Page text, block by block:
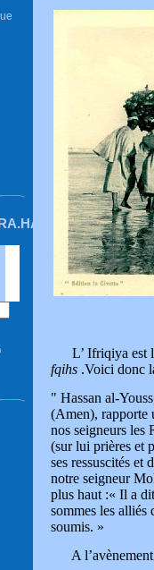
L’ Ifriqiya est le
fqihs .Voici donc
" Hassan al-
(Amen), rapporte
nos seigneurs les
(sur lui prières et
ses ressuscités et
notre seigneur
plus haut :« Il a
sommes les alliés
soumis. »
A l’avènement